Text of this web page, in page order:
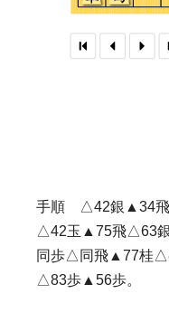
手順 △42銀▲34
△42玉▲75飛△63
同歩△同飛▲77桂
△83歩▲56歩。